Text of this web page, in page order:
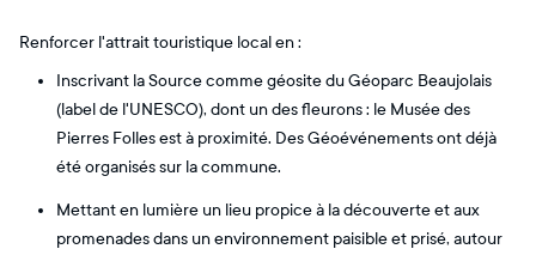
Renforcer l'attrait touristique local en :
Inscrivant la Source comme géosite du Géoparc Beaujolais
(label de l'UNESCO), dont un des fleurons : le Musée des
Pierres Folles est à proximité. Des Géoévénements ont déjà
été organisés sur la commune.
Mettant en lumière un lieu propice à la découverte et aux
promenades dans un environnement paisible et prisé, autour